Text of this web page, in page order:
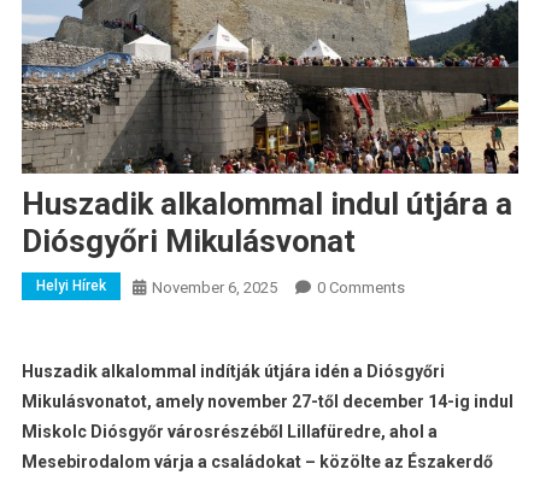
Huszadik alkalommal indul útjára a
Diósgyőri Mikulásvonat
Helyi Hírek November 6, 2025 0 Comments
Huszadik alkalommal indítják útjára idén a Diósgyőri
Mikulásvonatot, amely november 27-től december 14-ig indul
Miskolc Diósgyőr városrészéből Lillafüredre, ahol a
Mesebirodalom várja a családokat – közölte az Északerdő